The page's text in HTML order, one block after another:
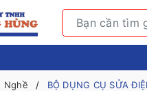
Nghề BỘ DỤNG CỤ SỬA